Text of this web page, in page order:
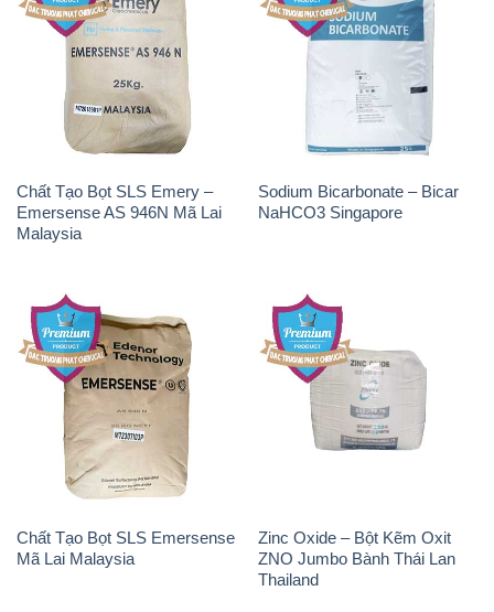
Chất Tạo Bọt SLS Emery –
Emersense AS 946N Mã Lai
Malaysia
Sodium Bicarbonate – Bicar
NaHCO3 Singapore
Chất Tạo Bọt SLS Emersense
Mã Lai Malaysia
Zinc Oxide – Bột Kẽm Oxit
ZNO Jumbo Bành Thái Lan
Thailand